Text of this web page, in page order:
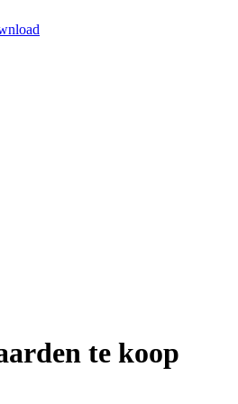
te koop